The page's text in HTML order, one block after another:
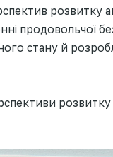
розвитку
продовольчої
стану й